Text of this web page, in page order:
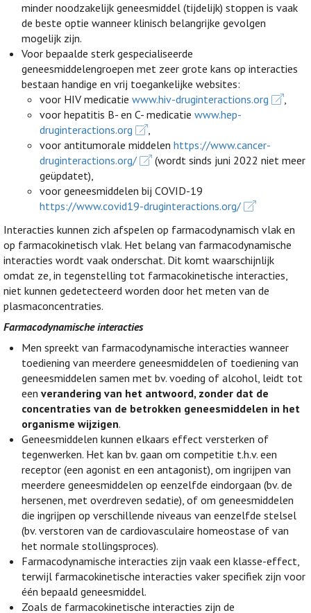
minder noodzakelijk geneesmiddel (tijdelijk) stoppen is vaak
de beste optie wanneer klinisch belangrijke gevolgen
mogelijk zijn.
Voor bepaalde sterk gespecialiseerde
geneesmiddelengroepen met zeer grote kans op interacties
bestaan handige en vrij toegankelijke websites:
voor HIV medicatiewww.hiv-druginteractions.org
,
voor hepatitis B- en C- medicatiewww.hep-
druginteractions.org
,
voor antitumorale middelenhttps://www.cancer-
druginteractions.org/
(wordt sinds juni 2022 niet meer
geüpdatet),
voor geneesmiddelen bij COVID-19
https://www.covid19-druginteractions.org/
Interacties kunnen zich afspelen op farmacodynamisch vlak en
op farmacokinetisch vlak. Het belang van farmacodynamische
interacties wordt vaak onderschat. Dit komt waarschijnlijk
omdat ze, in tegenstelling tot farmacokinetische interacties,
niet kunnen gedetecteerd worden door het meten van de
plasmaconcentraties.
Farmacodynamische interacties
Men spreekt van farmacodynamische interacties wanneer
toediening van meerdere geneesmiddelen of toediening van
geneesmiddelen samen met bv. voeding of alcohol, leidt tot
een verandering van het antwoord, zonder dat de
concentraties van de betrokken geneesmiddelen in het
organisme wijzigen.
Geneesmiddelen kunnen elkaars effect versterken of
tegenwerken. Het kan bv. gaan om competitie t.h.v. een
receptor (een agonist en een antagonist), om ingrijpen van
meerdere geneesmiddelen op eenzelfde eindorgaan (bv. de
hersenen, met overdreven sedatie), of om geneesmiddelen
die ingrijpen op verschillende niveaus van eenzelfde stelsel
(bv. verstoren van de cardiovasculaire homeostase of van
het normale stollingsproces).
Farmacodynamische interacties zijn vaak een klasse-effect,
terwijl farmacokinetische interacties vaker specifiek zijn voor
één bepaald geneesmiddel.
Zoals de farmacokinetische interacties zijn de